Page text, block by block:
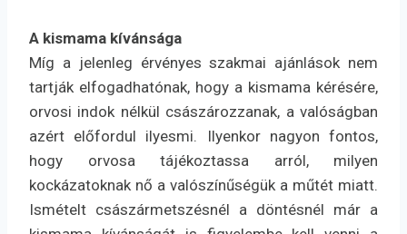
A kismama kívánsága
Míg a jelenleg érvényes szakmai ajánlások nem
tartják elfogadhatónak, hogy a kismama kérésére,
orvosi indok nélkül császározzanak, a valóságban
azért előfordul ilyesmi. Ilyenkor nagyon fontos,
hogy orvosa tájékoztassa arról, milyen
kockázatoknak nő a valószínűségük a műtét miatt.
Ismételt császármetszésnél a döntésnél már a